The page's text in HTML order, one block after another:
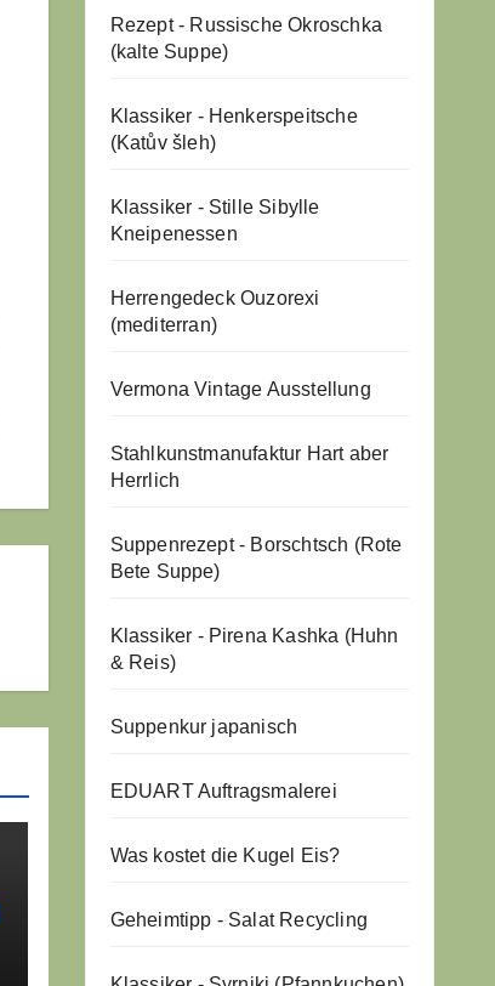
Rezept - Russische Okroschka
(kalte Suppe)
Klassiker - Henkerspeitsche
(Katův šleh)
Klassiker - Stille Sibylle
Kneipenessen
Herrengedeck Ouzorexi
(mediterran)
Vermona Vintage Ausstellung
Stahlkunstmanufaktur Hart aber
Herrlich
Suppenrezept - Borschtsch (Rote
Bete Suppe)
Klassiker - Pirena Kashka (Huhn
& Reis)
Suppenkur japanisch
EDUART Auftragsmalerei
Was kostet die Kugel Eis?
Geheimtipp - Salat Recycling